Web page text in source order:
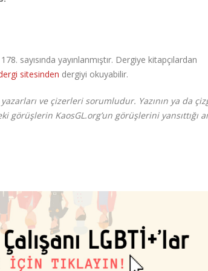
sayısında yayınlanmıştır. Dergiye kitapçılardan
sitesinden dergiyi okuyabilir.
ve çizerleri sorumludur. Yazının ya da
görüşlerin KaosGL.org’un görüşlerini yansıttığı